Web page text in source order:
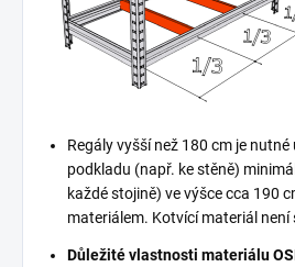
Regály vyšší než 180 cm je
podkladu (např. ke stěně)
každé stojině) ve výšce cca 190
materiálem. Kotvící materiál není
Důležité vlastnosti materiálu